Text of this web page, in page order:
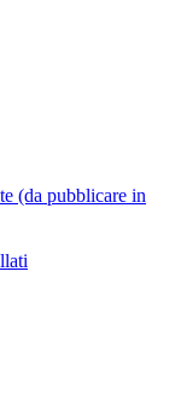
(da pubblicare in